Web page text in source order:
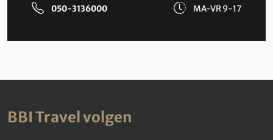
050-3136000 MA-VR 9-17
BBI Travel volgen